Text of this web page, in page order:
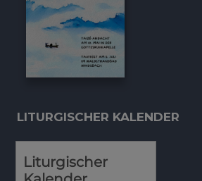
LITURGISCHER KALENDER